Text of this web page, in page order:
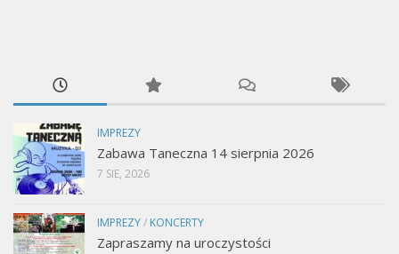
IMPREZY
Zabawa Taneczna 14 sierpnia 2026
7 SIE, 2026
IMPREZY/ KONCERTY
Zapraszamy na uroczystości